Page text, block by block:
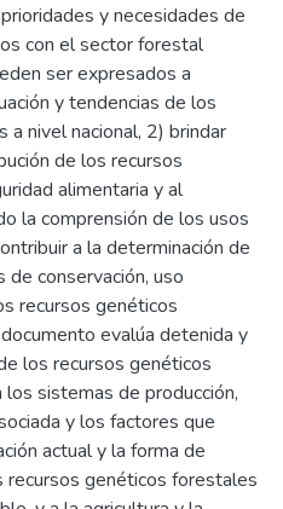
y necesidades de
con el sector forestal
ser expresados a
y tendencias de los
nivel nacional, 2) brindar
de los recursos
alimentaria y al
la comprensión de los usos
a la determinación de
conservación, uso
recursos genéticos
evalúa detenida y
los recursos genéticos
sistemas de producción,
y los factores que
actual y la forma de
recursos genéticos forestales